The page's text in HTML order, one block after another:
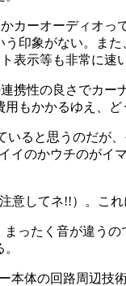
ーオーディオっ
印象がない。ま
表示等も非常に速い
性の良さでカー
もかかるゆえ、ど
ると思うのだが
イのかウチのが
意してネ!!）。これ
ったく音が違う
体の回路周辺技